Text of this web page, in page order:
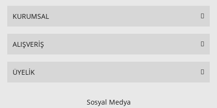
KURUMSAL
ALIŞVERİŞ
ÜYELİK
Sosyal Medya